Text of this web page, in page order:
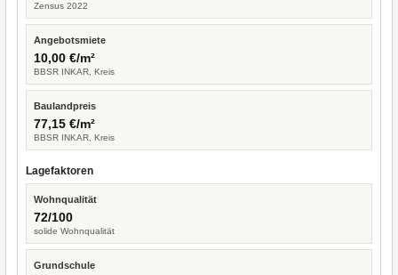
Zensus 2022
Angebotsmiete
10,00 €/m²
BBSR INKAR, Kreis
Baulandpreis
77,15 €/m²
BBSR INKAR, Kreis
Lagefaktoren
Wohnqualität
72/100
solide Wohnqualität
Grundschule